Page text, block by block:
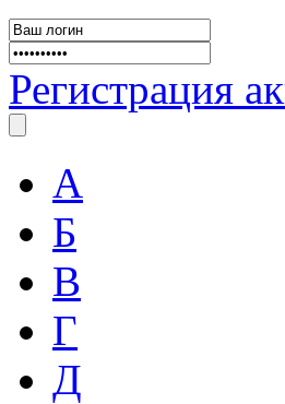
Регистрация
А
Б
В
Г
Д